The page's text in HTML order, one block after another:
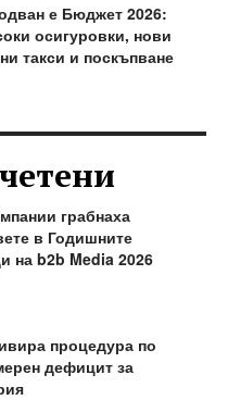
е Бюджет 2026:
осигуровки, нови
такси и поскъпване
грабнаха
в Годишните
на b2b Media 2026
процедура по
дефицит за